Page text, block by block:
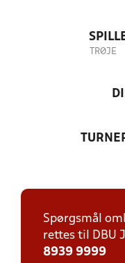
TRØJE
Spørgsmål
rettes til DBU
8939 9999